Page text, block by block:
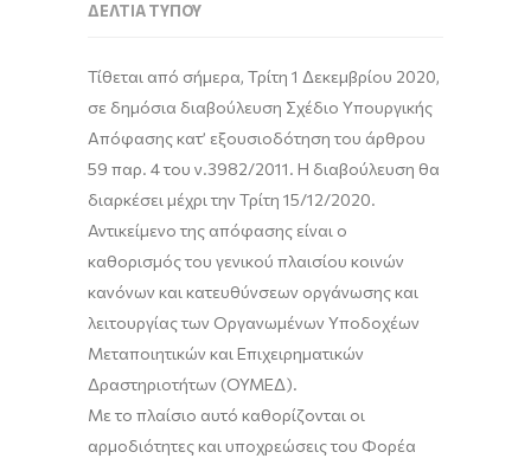
ΔΕΛΤΊΑ ΤΎΠΟΥ
Τίθεται από σήμερα, Τρίτη 1 Δεκεμβρίου 2020,
σε δημόσια διαβούλευση Σχέδιο Υπουργικής
Απόφασης κατ’ εξουσιοδότηση του άρθρου
59 παρ. 4 του ν.3982/2011. Η διαβούλευση θα
διαρκέσει μέχρι την Τρίτη 15/12/2020.
Αντικείμενο της απόφασης είναι ο
καθορισμός του γενικού πλαισίου κοινών
κανόνων και κατευθύνσεων οργάνωσης και
λειτουργίας των Οργανωμένων Υποδοχέων
Μεταποιητικών και Επιχειρηματικών
Δραστηριοτήτων (ΟΥΜΕΔ).
Με το πλαίσιο αυτό καθορίζονται οι
αρμοδιότητες και υποχρεώσεις του Φορέα